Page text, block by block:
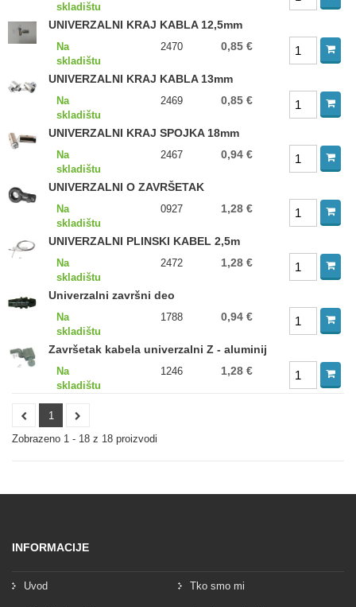
skladištu
UNIVERZALNI KRAJ KABLA 12,5mm
Na
skladištu
2470 0,85 €
UNIVERZALNI KRAJ KABLA 13mm
Na
skladištu
2469 0,85 €
UNIVERZALNI KRAJ SPOJKA 18mm
Na
skladištu
2467 0,94 €
UNIVERZALNI O ZAVRŠETAK
Na
skladištu
0927 1,28 €
UNIVERZALNI PLINSKI KABEL 2,5m
Na
skladištu
2472 1,28 €
Univerzalni završni deo
Na
skladištu
1788 0,94 €
Završetak kabela univerzalni Z - aluminij
Na
skladištu
1246 1,28 €
1
Zobrazeno 1 - 18 z 18 proizvodi
INFORMACIJE
Uvod Tko smo mi